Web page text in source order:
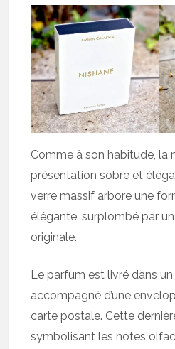
Comme à son habitude, la
présentation sobre et
verre massif arbore une
élégante, surplombé par
originale.
Le parfum est livré dans
accompagné d’une
carte postale. Cette
symbolisant les notes